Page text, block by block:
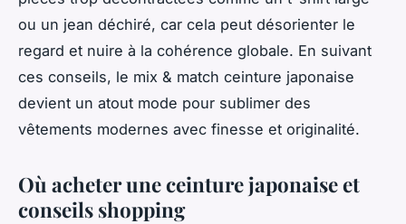
ou un jean déchiré, car cela peut désorienter le
regard et nuire à la cohérence globale. En suivant
ces conseils, le mix & match ceinture japonaise
devient un atout mode pour sublimer des
vêtements modernes avec finesse et originalité.
Où acheter une ceinture japonaise et
conseils shopping